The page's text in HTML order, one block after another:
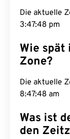
Die aktuelle
3:47:49 pm
Wie spät
Zone?
Die aktuelle
8:47:49 am
Was ist
den